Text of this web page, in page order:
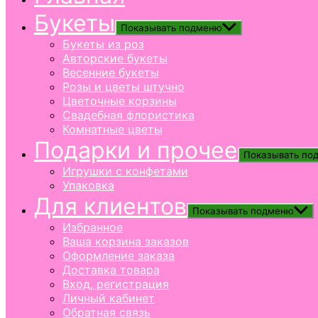
Букеты
Показывать подменю
Букеты из роз
Авторские букеты
Весенние букеты
Розы и цветы штучно
Цветочные корзины
Свадебная флористика
Комнатные цветы
Подарки и прочее Показывать
Игрушки с конфетами
Упаковка
Для клиентов Показывать подменю
Избранное
Ваша корзина заказов
Оформление заказа
Доставка товара
Вход, регистрация
Личный кабинет
Обратная связь